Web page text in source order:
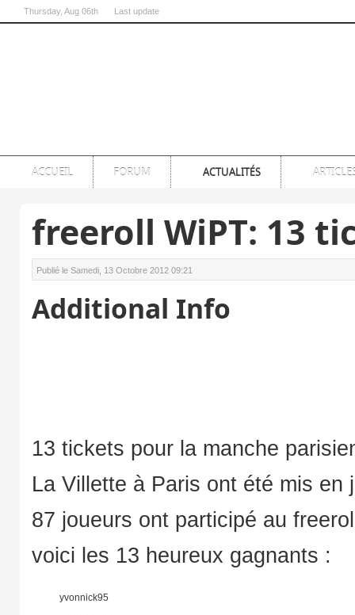
Thursday, Aug 06th Last update
ACCUEIL FORUM ACTUALITÉS
freeroll WiPT: 13
Publié le Samedi, 13 Octobre 2012 09:21
Additional Info
13 tickets pour la manche
La Villette à Paris ont été mis en
87 joueurs ont participé au
voici les 13 heureux gagnants :
yvonnick95